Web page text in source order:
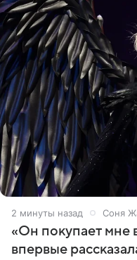
2 минуты назад Соня
«Он покупает мне
впервые